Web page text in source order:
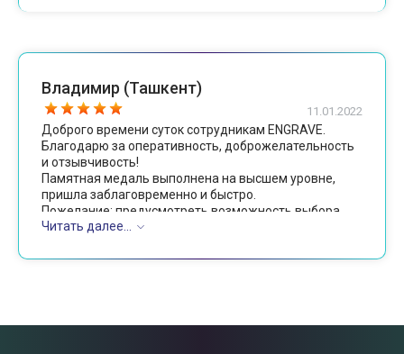
Владимир (Ташкент)
11.01.2022
Доброго времени суток сотрудникам ENGRAVE.
Благодарю за оперативность, доброжелательность
и отзывчивость!
Памятная медаль выполнена на высшем уровне,
пришла заблаговременно и быстро.
Пожелание: предусмотреть возможность выбора
ленточек для медалей, а так же подарочную
Успехов в работе, побольше заказов и будьте
Читать далее...